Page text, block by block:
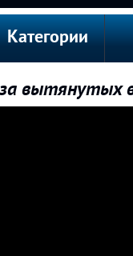
Категории
вытянутых